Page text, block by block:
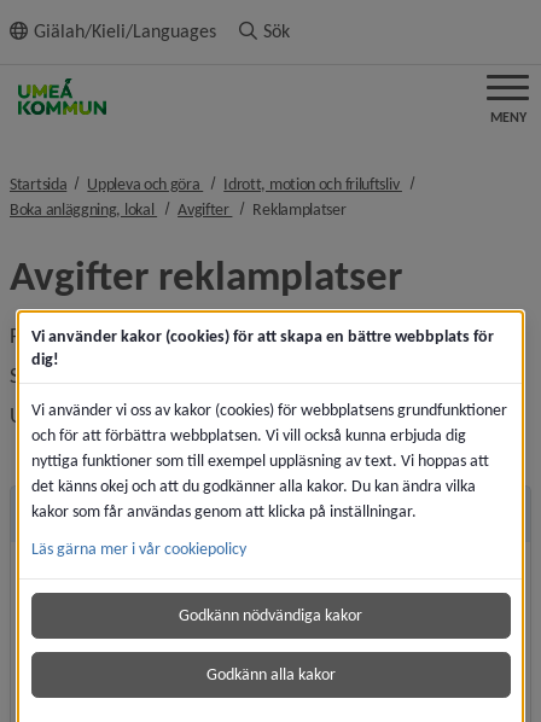
innehållet
Giälah/Kieli/Languages Sök
MENY
Startsida Uppleva och göra nivå i brödsmulenavigeringen
Idrott, motion och friluftsliv nivå i
Boka anläggning, lokal nivå i brödsmulenavigeringen
Avgifter nivå i brödsmulenavigeringen
Reklamplatsernivå i brödsmulenavigeringen
Avgifter reklamplatser
Priserna gäller inklusive moms.
Skylt inomhus, oavsett anläggning: 250 kronor
Umeå Energi Arena, skylt vid parkering: 625 kronor
Andra sidor
Aulor
Bryggplatser
Cirkus- och tivoliplatser
Fotbollsplaner, grus
Vi använder kakor (cookies) för att skapa en bättre webbplats för
dig!
Vi använder vi oss av kakor (cookies) för webbplatsens grundfunktioner
och för att förbättra webbplatsen. Vi vill också kunna erbjuda dig
nyttiga funktioner som till exempel uppläsning av text. Vi hoppas att
det känns okej och att du godkänner alla kakor. Du kan ändra vilka
kakor som får användas genom att klicka på inställningar.
Läs gärna mer i vår cookiepolicy
Godkänn nödvändiga kakor
Godkänn alla kakor